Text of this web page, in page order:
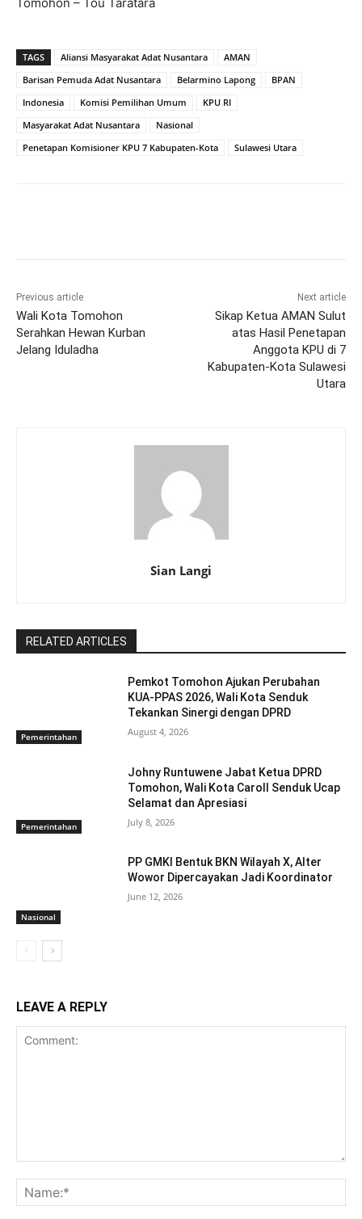
TAGS Aliansi Masyarakat Adat Nusantara
AMAN
Barisan Pemuda Adat Nusantara
Belarmino Lapong
BPAN
Indonesia
Komisi Pemilihan Umum
KPU RI
Masyarakat Adat Nusantara
Nasional
Penetapan Komisioner KPU 7 Kabupaten-Kota
Sulawesi Utara
Previous article
Wali Kota Tomohon
Serahkan Hewan Kurban
Jelang Iduladha
Next article
Sikap Ketua AMAN Sulut
atas Hasil Penetapan
Anggota KPU di 7
Kabupaten-Kota Sulawesi
Utara
Sian Langi
RELATED ARTICLES
Pemerintahan
Pemkot Tomohon Ajukan Perubahan
KUA-PPAS 2026, Wali Kota Senduk
Tekankan Sinergi dengan DPRD
August 4, 2026
Pemerintahan
Johny Runtuwene Jabat Ketua DPRD
Tomohon, Wali Kota Caroll Senduk Ucap
Selamat dan Apresiasi
July 8, 2026
Nasional
​PP GMKI Bentuk BKN Wilayah X, Alter
Wowor Dipercayakan Jadi Koordinator
June 12, 2026
LEAVE A REPLY